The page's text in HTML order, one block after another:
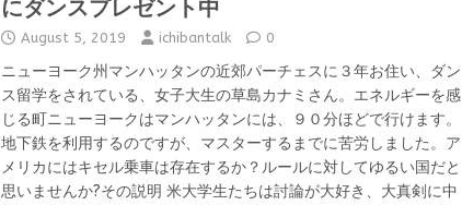
にダンスプレゼント中
August 5, 2019 ichibantalk 0
ニューヨーク州マンハッタンの近郊パーチェスに３年お住い、ダン
ス留学をされている、女子大生の草島カナミさん。エネルギーを感
じる町ニューヨークはマンハッタンには、９０分ほどで行けます。
地下鉄を利用するのですが、マスターするまでに苦労しました。ア
メリカにはキセル乗車は存在するか？ルールに対してゆるい国だと
思いませんか?その説明 米大学生たちは討論が大好き、大真剣に中